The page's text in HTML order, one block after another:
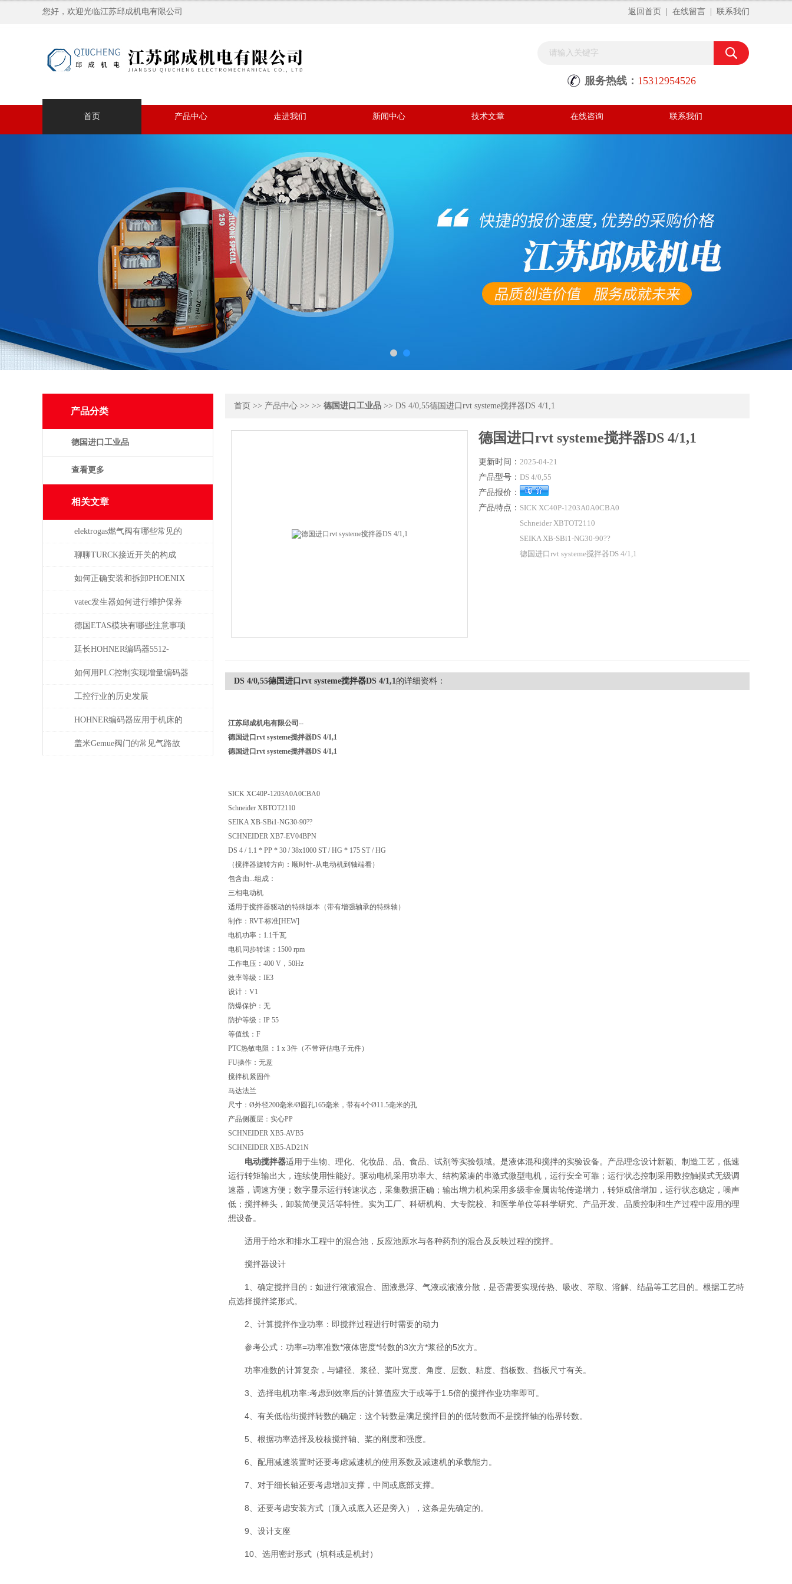
您好，欢迎光临江苏邱成机电有限公司 返回首页 在线留言 联系我们
服务热线： 15312954526
首页 产品中心 走进我们 新闻中心 技术文章 在线咨询 联系我们
产品分类
德国进口工业品
查看更多
相关文章
elektrogas燃气阀有哪些常见的
故障和问题
聊聊TURCK接近开关的构成
如何正确安装和拆卸PHOENIX
菲尼克斯连接器？
vatec发生器如何进行维护保养
德国ETAS模块有哪些注意事项
延长HOHNER编码器5512-
05FR-0800使用寿命的保养秘诀
如何用PLC控制实现增量编码器
的定位功能？
工控行业的历史发展
HOHNER编码器应用于机床的
位移测量和主轴控制
盖米Gemue阀门的常见气路故
首页 >> 产品中心 >> >> 德国进口工业品 >> DS 4/0,55德国进口rvt systeme搅拌器DS 4/1,1
德国进口rvt systeme搅拌器DS 4/1,1
更新时间： 2025-04-21
产品型号： DS 4/0,55
产品报价：
产品特点： SICK XC40P-1203A0A0CBA0
Schneider XBTOT2110
SEIKA XB-SBi1-NG30-90??
德国进口rvt systeme搅拌器DS 4/1,1
DS 4/0,55德国进口rvt systeme搅拌器DS 4/1,1的详细资料：
江苏邱成机电有限公司--
德国进口rvt systeme搅拌器DS 4/1,1
德国进口rvt systeme搅拌器DS 4/1,1
SICK XC40P-1203A0A0CBA0
Schneider XBTOT2110
SEIKA XB-SBi1-NG30-90??
SCHNEIDER XB7-EV04BPN
DS 4 / 1.1 * PP * 30 / 38x1000 ST / HG * 175 ST / HG
（搅拌器旋转方向：顺时针-从电动机到轴端看）
包含由...组成：
三相电动机
适用于搅拌器驱动的特殊版本（带有增强轴承的特殊轴）
制作：RVT-标准[HEW]
电机功率：1.1千瓦
电机同步转速：1500 rpm
工作电压：400 V，50Hz
效率等级：IE3
设计：V1
防爆保护：无
防护等级：IP 55
等值线：F
PTC热敏电阻：1 x 3件（不带评估电子元件）
FU操作：无意
搅拌机紧固件
马达法兰
尺寸：Ø外径200毫米/Ø圆孔165毫米，带有4个Ø11.5毫米的孔
产品侧覆层：实心PP
SCHNEIDER XB5-AVB5
SCHNEIDER XB5-AD21N
电动搅拌器适用于生物、理化、化妆品、品、食品、试剂等实验领域。是液体混和搅拌的实验设备。产品理念设计新颖、制造工艺，低速
运行转矩输出大，连续使用性能好。驱动电机采用功率大、结构紧凑的串激式微型电机，运行安全可靠；运行状态控制采用数控触摸式无级调
速器，调速方便；数字显示运行转速状态，采集数据正确；输出增力机构采用多级非金属齿轮传递增力，转矩成倍增加，运行状态稳定，噪声
低；搅拌棒头，卸装简便灵活等特性。实为工厂、科研机构、大专院校、和医学单位等科学研究、产品开发、品质控制和生产过程中应用的理
想设备。
适用于给水和排水工程中的混合池，反应池原水与各种药剂的混合及反映过程的搅拌。
搅拌器设计
1、确定搅拌目的：如进行液液混合、固液悬浮、气液或液液分散，是否需要实现传热、吸收、萃取、溶解、结晶等工艺目的。根据工艺特
点选择搅拌桨形式。
2、计算搅拌作业功率：即搅拌过程进行时需要的动力
参考公式：功率=功率准数*液体密度*转数的3次方*浆径的5次方。
功率准数的计算复杂，与罐径、浆径、桨叶宽度、角度、层数、粘度、挡板数、挡板尺寸有关。
3、选择电机功率:考虑到效率后的计算值应大于或等于1.5倍的搅拌作业功率即可。
4、有关低临街搅拌转数的确定：这个转数是满足搅拌目的的低转数而不是搅拌轴的临界转数。
5、根据功率选择及校核搅拌轴、桨的刚度和强度。
6、配用减速装置时还要考虑减速机的使用系数及减速机的承载能力。
7、对于细长轴还要考虑增加支撑，中间或底部支撑。
8、还要考虑安装方式（顶入或底入还是旁入），这条是先确定的。
9、设计支座
10、选用密封形式（填料或是机封）